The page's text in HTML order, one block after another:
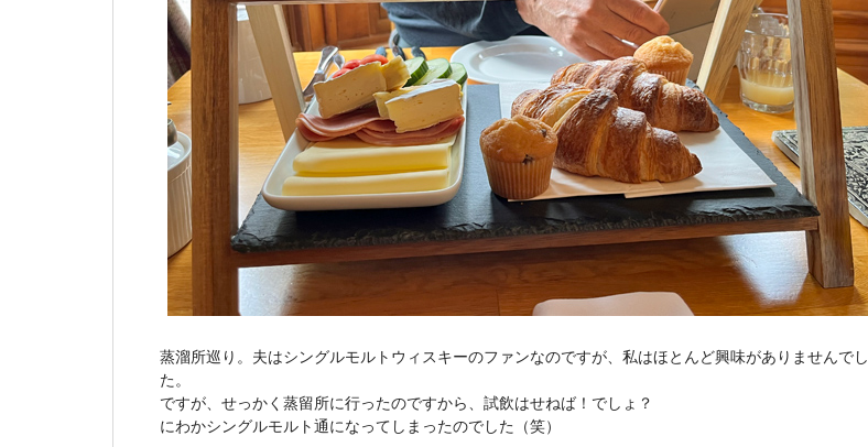
蒸溜所巡り。夫はシングルモルトウィスキーのファンなのですが、私はほとんど興味がありませんでし
た。
ですが、せっかく蒸留所に行ったのですから、試飲はせねば！でしょ？
にわかシングルモルト通になってしまったのでした（笑）